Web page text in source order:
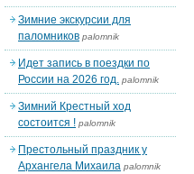
Зимние экскурсии для
паломников palomnik
Идет запись в поездки по
России на 2026 год. palomnik
Зимний Крестный ход
состоится ! palomnik
Престольный праздник у
Архангела Михаила palomnik